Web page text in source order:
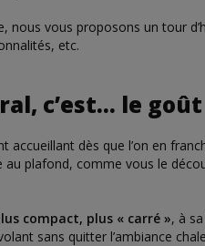
vous proposons un tour
etc.
c’est… le
dès que l’on en
plafond, comme vous le
compact, plus « carré », à
sans quitter l’ambiance